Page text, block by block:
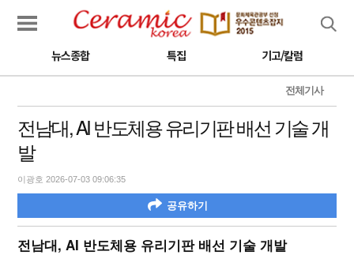
뉴스종합 특집 기고/칼럼
전체기사
전남대, AI 반도체용 유리기판 배선 기술 개
발
이광호 2026-07-03 09:06:35
공유하기
전남대, AI 반도체용 유리기판 배선 기술 개발
검색